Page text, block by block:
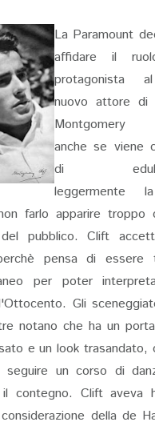
La Paramount
affidare il
protagonista
nuovo attore di
Montgomery
anche se viene
di
leggermente
farlo apparire troppo
pubblico. Clift
pensa di essere
per poter
Gli
notano che ha un
e un look trasandato,
un corso di
il contegno. Clift aveva
della de